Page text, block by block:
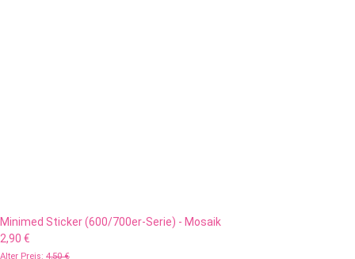
Minimed Sticker (600/700er-Serie) - Mosaik
2,90 €
Alter Preis: 4,50 €